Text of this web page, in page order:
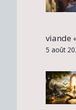
viande
5 août